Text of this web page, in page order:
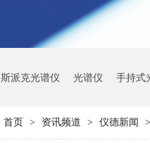
斯派克光谱仪 光谱仪 手持式
首页 > 资讯频道 > 仪德新闻 >